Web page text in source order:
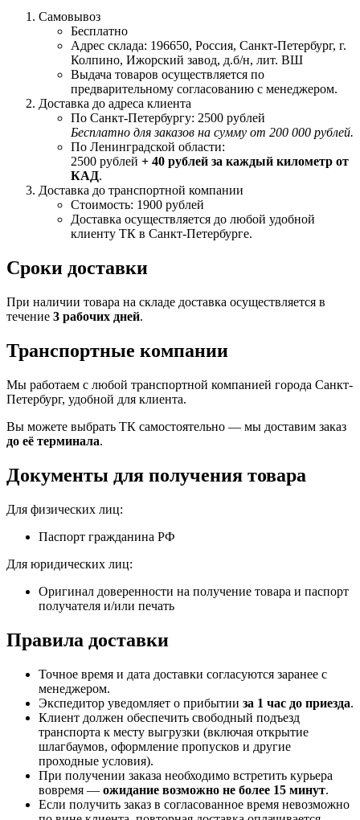
Самовывоз
Бесплатно
Адрес склада: 196650, Россия, Санкт-Петербург, г.
Колпино, Ижорский завод, д.б/н, лит. ВШ
Выдача товаров осуществляется по
предварительному согласованию с менеджером.
Доставка до адреса клиента
По Санкт-Петербургу: 2500 рублей
Бесплатно для заказов на сумму от 200 000 рублей.
По Ленинградской области:
2500 рублей + 40 рублей за каждый километр от
КАД.
Доставка до транспортной компании
Стоимость: 1900 рублей
Доставка осуществляется до любой удобной
клиенту ТК в Санкт-Петербурге.
Сроки доставки
При наличии товара на складе доставка осуществляется в
течение 3 рабочих дней.
Транспортные компании
Мы работаем с любой транспортной компанией города Санкт-
Петербург, удобной для клиента.
Вы можете выбрать ТК самостоятельно — мы доставим заказ
до её терминала.
Документы для получения товара
Для физических лиц:
Паспорт гражданина РФ
Для юридических лиц:
Оригинал доверенности на получение товара и паспорт
получателя и/или печать
Правила доставки
Точное время и дата доставки согласуются заранее с
менеджером.
Экспедитор уведомляет о прибытии за 1 час до приезда.
Клиент должен обеспечить свободный подъезд
транспорта к месту выгрузки (включая открытие
шлагбаумов, оформление пропусков и другие
проходные условия).
При получении заказа необходимо встретить курьера
вовремя — ожидание возможно не более 15 минут.
Если получить заказ в согласованное время невозможно